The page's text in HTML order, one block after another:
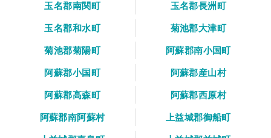
玉名郡南関町
玉名郡長洲町
玉名郡和水町
菊池郡大津町
菊池郡菊陽町
阿蘇郡南小国町
阿蘇郡小国町
阿蘇郡産山村
阿蘇郡高森町
阿蘇郡西原村
阿蘇郡南阿蘇村
上益城郡御船町